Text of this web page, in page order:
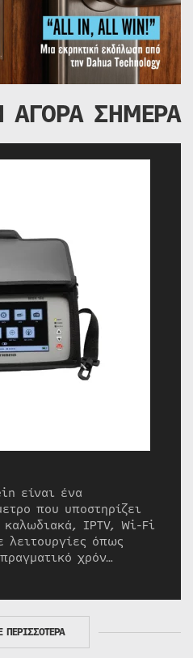
ΑΓΟΡΑ ΣΗΜΕΡΑ
είναι ένα
που υποστηρίζει
καλωδιακά, IPTV, Wi-Fi
λειτουργίες όπως
χρόν…
ΠΕΡΙΣΣΟΤΕΡΑ